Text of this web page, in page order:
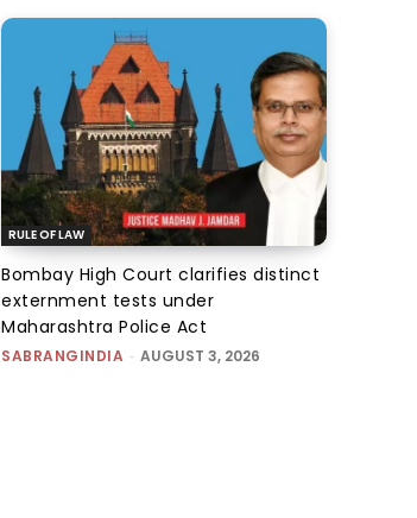
RULE OF LAW
Bombay High Court clarifies distinct
externment tests under
Maharashtra Police Act
SABRANGINDIA - AUGUST 3, 2026